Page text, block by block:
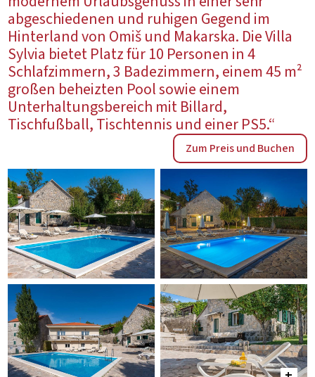
abgeschiedenen und ruhigen Gegend im
Hinterland von Omiš und Makarska. Die Villa
Sylvia bietet Platz für 10 Personen in 4
Schlafzimmern, 3 Badezimmern, einem 45 m²
großen beheizten Pool sowie einem
Unterhaltungsbereich mit Billard,
Tischfußball, Tischtennis und einer PS5.“
Zum Preis und Buchen